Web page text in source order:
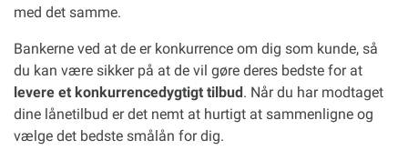
med det samme.
Bankerne ved at de er konkurrence om dig som kunde, så
du kan være sikker på at de vil gøre deres bedste for at
levere et konkurrencedygtigt tilbud. Når du har modtaget
dine lånetilbud er det nemt at hurtigt at sammenligne og
vælge det bedste smålån for dig.